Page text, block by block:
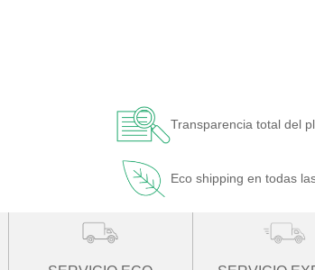
Transparencia total del
Eco shipping en todas